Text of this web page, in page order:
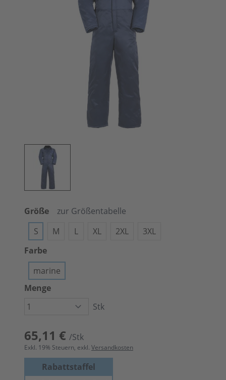
Größe
zur Größentabelle
S
M L XL 2XL
3XL
Farbe
marine
Menge
Stk
65,11 € /Stk
Exkl. 19% Steuern, exkl. Versandkosten
Rabattstaffel